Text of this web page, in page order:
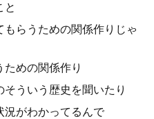
と
らうための関係作りじゃ
めの関係作り
ういう歴史を聞いたり
況がわかってるんで